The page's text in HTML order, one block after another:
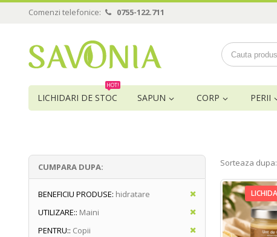
Comenzi telefonice: 0755-122.711
LICHIDARI DE STOC
HOT!
SAPUN CORP PERII
Sorteaza dupa:
CUMPARA DUPA:
BENEFICIU PRODUSE: hidratare
UTILIZARE:: Maini
PENTRU:: Copii